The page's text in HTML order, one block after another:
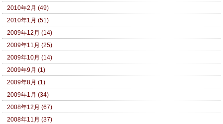
2010年2月 (49)
2010年1月 (51)
2009年12月 (14)
2009年11月 (25)
2009年10月 (14)
2009年9月 (1)
2009年8月 (1)
2009年1月 (34)
2008年12月 (67)
2008年11月 (37)